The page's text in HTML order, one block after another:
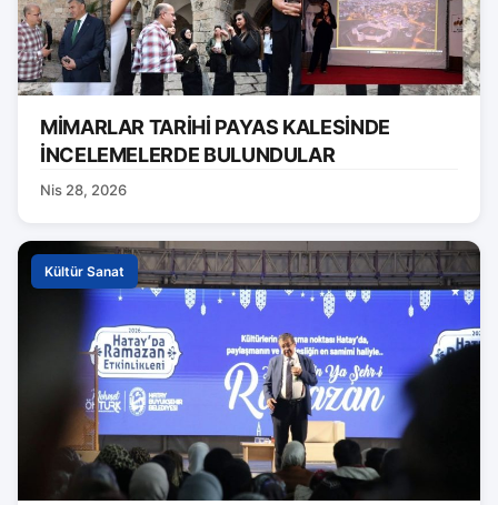
MİMARLAR TARİHİ PAYAS KALESİNDE
İNCELEMELERDE BULUNDULAR
Nis 28, 2026
Kültür Sanat